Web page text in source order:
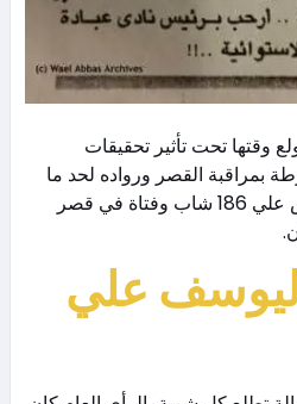
وقتها تحت تأثير تحقيقات
بمراقبة القصر ورواده لحد ما
في يوم 26 يناير 1997 اتقبض علي 186 شاب وفتاة في قصر
علي